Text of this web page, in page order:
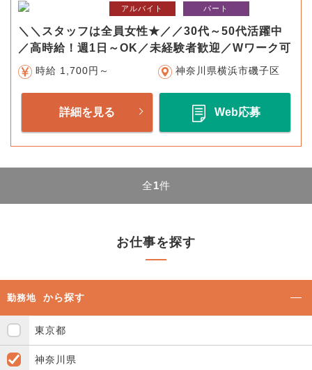
アルバイト パート
＼＼スタッフは全員女性★／／30代～50代活躍中
／高時給！週1日～OK／未経験者歓迎／Wワーク可
時給 1,700円～ 神奈川県横浜市磯子区
詳細を見る Web応募
全1件
お仕事を探す
勤務地 から探す
東京都
神奈川県